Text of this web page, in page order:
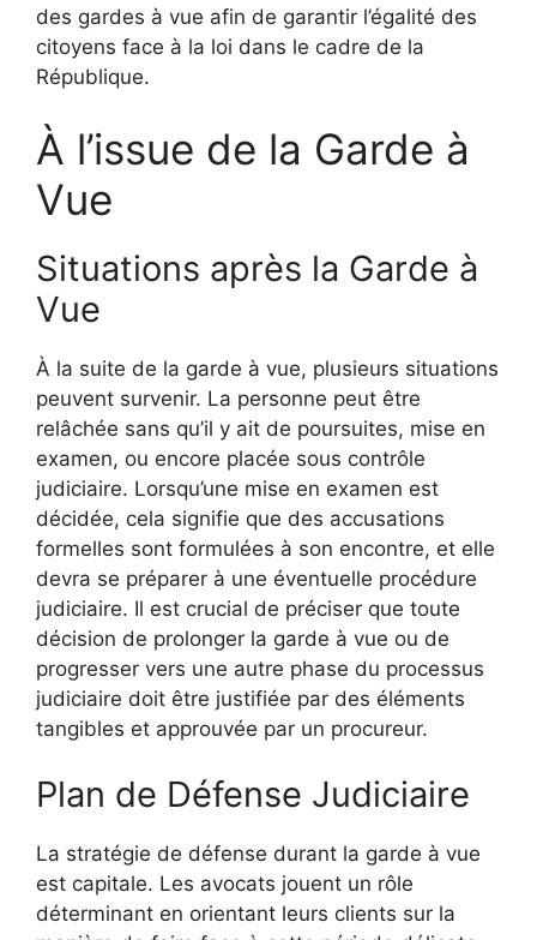
des gardes à vue afin de garantir l’égalité des
citoyens face à la loi dans le cadre de la
République.
À l’issue de la Garde à
Vue
Situations après la Garde à
Vue
À la suite de la garde à vue, plusieurs situations
peuvent survenir. La personne peut être
relâchée sans qu’il y ait de poursuites, mise en
examen, ou encore placée sous contrôle
judiciaire. Lorsqu’une mise en examen est
décidée, cela signifie que des accusations
formelles sont formulées à son encontre, et elle
devra se préparer à une éventuelle procédure
judiciaire. Il est crucial de préciser que toute
décision de prolonger la garde à vue ou de
progresser vers une autre phase du processus
judiciaire doit être justifiée par des éléments
tangibles et approuvée par un procureur.
Plan de Défense Judiciaire
La stratégie de défense durant la garde à vue
est capitale. Les avocats jouent un rôle
déterminant en orientant leurs clients sur la